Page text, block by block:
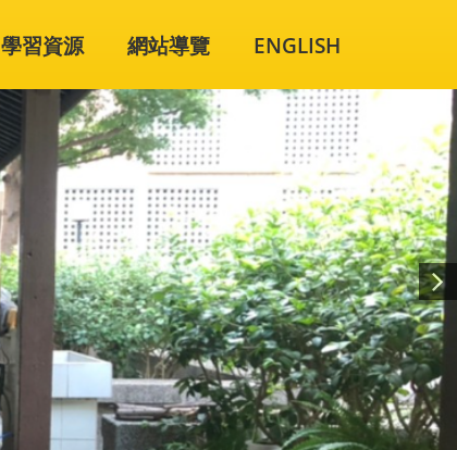
學習資源 網站導覽 ENGLISH